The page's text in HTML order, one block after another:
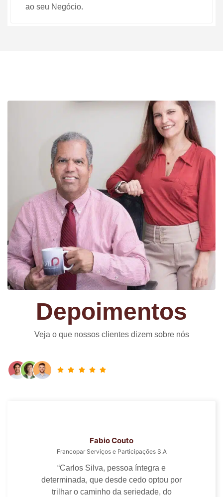
ao seu Negócio.
Depoimentos
Veja o que nossos clientes dizem sobre nós
Roland Jardim
R Jardim Imóveis
“É importante sentir confiança no
escritório de contabilidade que nos
atende, decerto a equipe da Alfa